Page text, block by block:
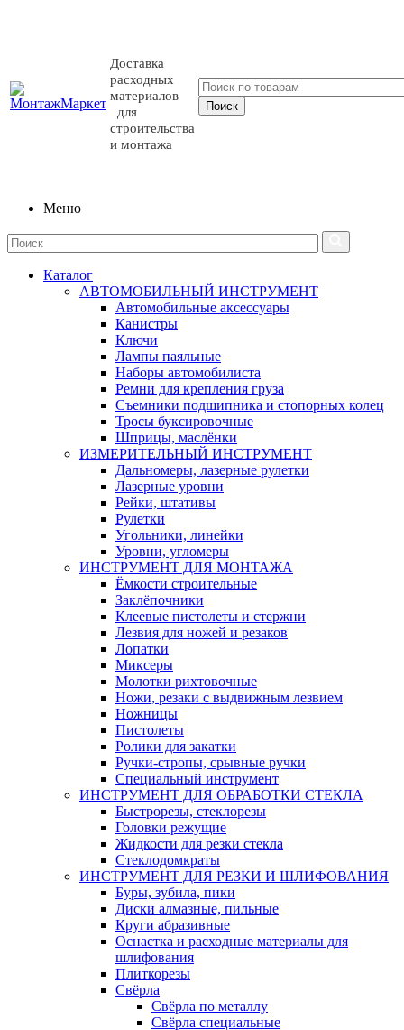
Доставка
расходных
материалов
для
строительства
и монтажа
Меню
Каталог
АВТОМОБИЛЬНЫЙ ИНСТРУМЕНТ
Автомобильные аксессуары
Канистры
Ключи
Лампы паяльные
Наборы автомобилиста
Ремни для крепления груза
Съемники подшипника и стопорных колец
Тросы буксировочные
Шприцы, маслёнки
ИЗМЕРИТЕЛЬНЫЙ ИНСТРУМЕНТ
Дальномеры, лазерные рулетки
Лазерные уровни
Рейки, штативы
Рулетки
Угольники, линейки
Уровни, угломеры
ИНСТРУМЕНТ ДЛЯ МОНТАЖА
Ёмкости строительные
Заклёпочники
Клеевые пистолеты и стержни
Лезвия для ножей и резаков
Лопатки
Миксеры
Молотки рихтовочные
Ножи, резаки с выдвижным лезвием
Ножницы
Пистолеты
Ролики для закатки
Ручки-стропы, срывные ручки
Специальный инструмент
ИНСТРУМЕНТ ДЛЯ ОБРАБОТКИ СТЕКЛА
Быстрорезы, стеклорезы
Головки режущие
Жидкости для резки стекла
Стеклодомкраты
ИНСТРУМЕНТ ДЛЯ РЕЗКИ И ШЛИФОВАНИЯ
Буры, зубила, пики
Диски алмазные, пильные
Круги абразивные
Оснастка и расходные материалы для
шлифования
Плиткорезы
Свёрла
Свёрла по металлу
Свёрла специальные